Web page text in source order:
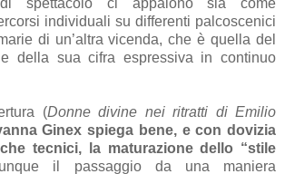
individuali su differenti palcoscenici
di un’altra vicenda, che è quella del
della sua cifra espressiva in continuo
(Donne divine nei ritratti di Emilio
Ginex spiega bene, e con dovizia
tecnici, la maturazione dello “stile
il passaggio da una maniera